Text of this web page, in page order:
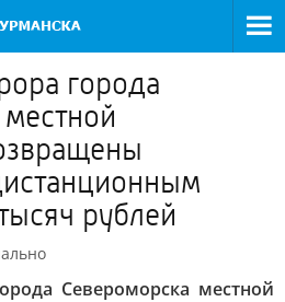
города
рублей
Североморска местной